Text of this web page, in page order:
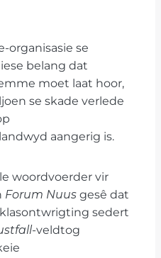
organisasie se
belang dat
moet laat hoor,
se skade verlede
aangerig is.
woordvoerder vir
Forum Nuus gesê dat
sedert
-veldtog